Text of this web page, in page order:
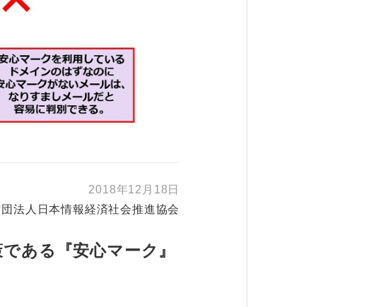
2018年12月18日
法人日本情報経済社会推進協会
ある『安心マーク』